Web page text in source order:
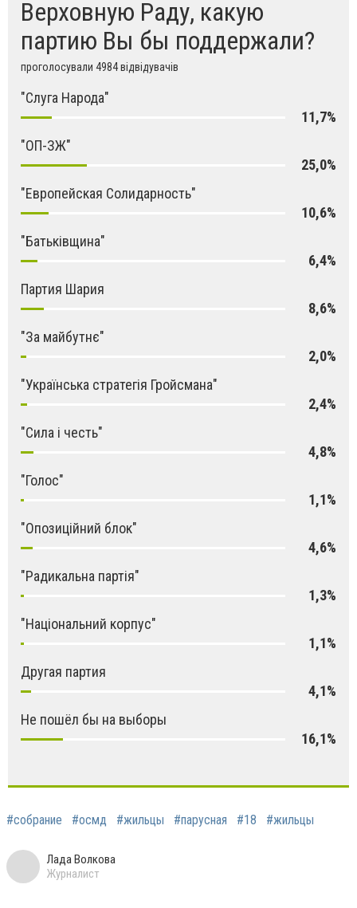
Верховную Раду, какую
партию Вы бы поддержали?
проголосували 4984 відвідувачів
"Слуга Народа"
11,7%
"ОП-ЗЖ"
25,0%
"Европейская Солидарность"
10,6%
"Батьківщина"
6,4%
Партия Шария
8,6%
"За майбутнє"
2,0%
"Українська стратегія Гройсмана"
2,4%
"Сила і честь"
4,8%
"Голос"
1,1%
"Опозиційний блок"
4,6%
"Радикальна партія"
1,3%
"Національний корпус"
1,1%
Другая партия
4,1%
Не пошёл бы на выборы
16,1%
#собрание #осмд #жильцы #парусная #18 #жильцы
Лада Волкова
Журналист